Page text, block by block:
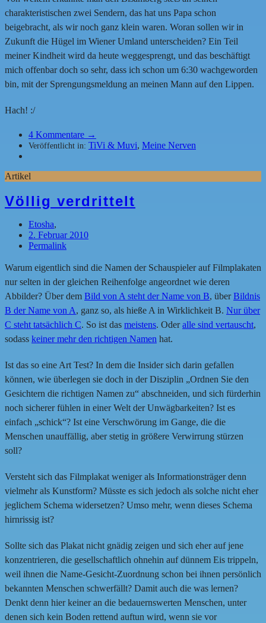
charakteristischen zwei Sendern, das hat uns Papa schon
beigebracht, als wir noch ganz klein waren. Woran sollen wir in
Zukunft die Hügel im Wiener Umland unterscheiden? Ein Teil
meiner Kindheit wird da heute weggesprengt, und das beschäftigt
mich offenbar doch so sehr, dass ich schon um 6:30 wachgeworden
bin, mit der Sprengungsmeldung an meinen Mann auf den Lippen.
Hach! :/
4 Kommentare →
Veröffentlicht in: TiVi & Muvi, Meine Nerven
Artikel
Völlig verdrittelt
Etosha,
2. Februar 2010
Permalink
Warum eigentlich sind die Namen der Schauspieler auf Filmplakaten
nur selten in der gleichen Reihenfolge angeordnet wie deren
Abbilder? Über dem Bild von A steht der Name von B, überBildnis
B der Name von A, ganz so, als hieße A in Wirklichkeit B. Nur über
C steht tatsächlich C. So ist das meistens. Oderalle sind vertauscht,
sodass keiner mehr den richtigen Namen hat.
Ist das so eine Art Test? In dem die Insider sich darin gefallen
können, wie überlegen sie doch in der Disziplin „Ordnen Sie den
Gesichtern die richtigen Namen zu“ abschneiden, und sich fürderhin
noch sicherer fühlen in einer Welt der Unwägbarkeiten? Ist es
einfach „schick“? Ist eine Verschwörung im Gange, die die
Menschen unauffällig, aber stetig in größere Verwirrung stürzen
soll?
Versteht sich das Filmplakat weniger als Informationsträger denn
vielmehr als Kunstform? Müsste es sich jedoch als solche nicht eher
jeglichem Schema widersetzen? Umso mehr, wenn dieses Schema
hirnrissig ist?
Sollte sich das Plakat nicht gnädig zeigen und sich eher auf jene
konzentrieren, die gesellschaftlich ohnehin auf dünnem Eis trippeln,
weil ihnen die Name-Gesicht-Zuordnung schon bei ihnen persönlich
bekannten Menschen schwerfällt? Damit auch die was lernen?
Denkt denn hier keiner an die bedauernswerten Menschen, unter
denen sich kein Boden rettend auftun wird, wenn sie vor